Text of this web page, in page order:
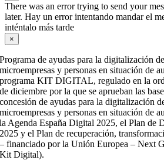
There was an error trying to send your
later. Hay un error intentando mandar el
inténtalo más tarde
×
Programa de ayudas para la digitalización
microempresas y personas en situación de
programa KIT DIGITAL, regulado en la
de diciembre por la que se aprueban las
concesión de ayudas para la digitalización
microempresas y personas en situación de
la Agenda España Digital 2025, el Plan de
2025 y el Plan de recuperación,
– financiado por la Unión Europea – Next
Kit Digital).